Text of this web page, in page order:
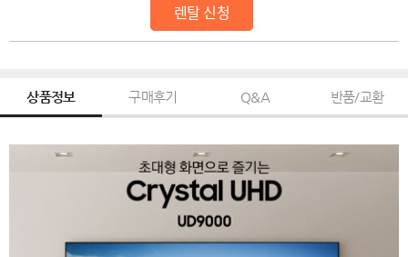
렌탈 신청
상품정보 구매후기 Q&A 반품/교환